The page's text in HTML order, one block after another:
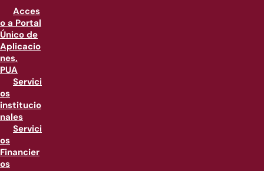
Acces
o a Portal
Único de
Aplicacio
nes,
PUA
Servici
os
institucio
nales
Servici
os
Financier
os